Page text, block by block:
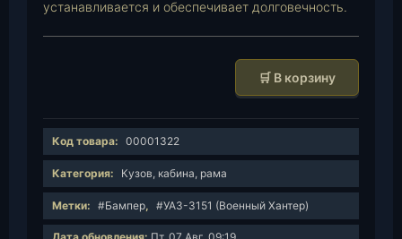
устанавливается и обеспечивает долговечность.
и
ч
с
🛒 В корзину
Код товара: 00001322
Категория: Кузов, кабина, рама
Метки: #Бампер, #УАЗ-3151 (Военный Хантер)